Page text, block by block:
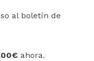
al boletín de
ahora.